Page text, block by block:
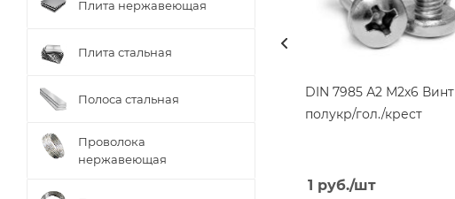
DIN 7985 А2 М2х6 Винт
полукр/гол./крест
1 руб./шт
Плита нержавеющая
Плита стальная
Полоса стальная
Проволока
нержавеющая